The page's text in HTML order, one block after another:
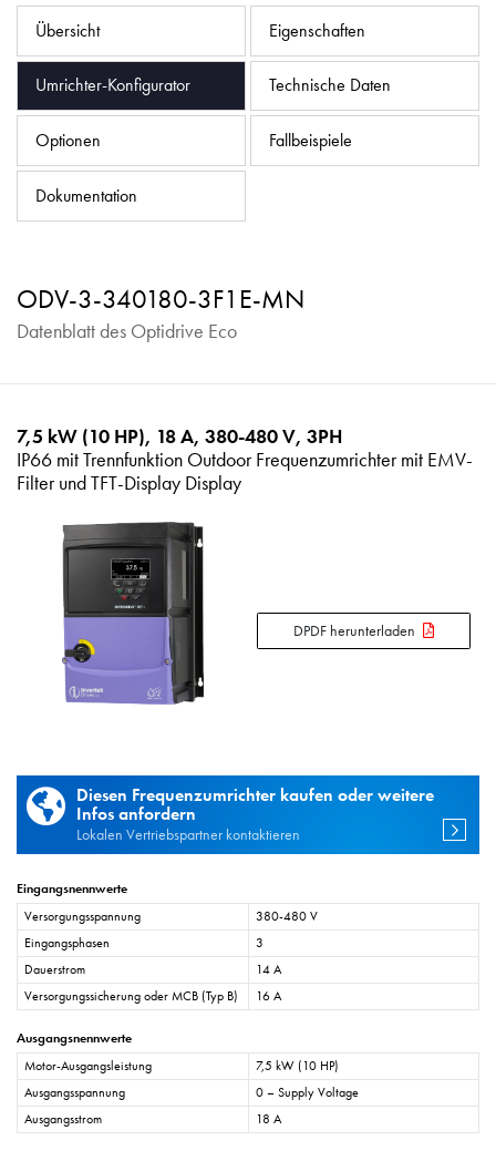
Übersicht Eigenschaften
Umrichter-Konfigurator Technische Daten
Optionen Fallbeispiele
Dokumentation
ODV-3-340180-3F1E-MN
Datenblatt des Optidrive Eco
7,5 kW (10 HP), 18 A, 380-480 V, 3PH
IP66 mit Trennfunktion Outdoor Frequenzumrichter mit EMV-
Filter und TFT-Display Display
DPDF herunterladen
Diesen Frequenzumrichter kaufen oder weitere
Infos anfordern
Lokalen Vertriebspartner kontaktieren
Eingangsnennwerte
Versorgungsspannung
380-480 V
Eingangsphasen
3
Dauerstrom
14 A
Versorgungssicherung oder MCB (Typ B)
16 A
Ausgangsnennwerte
Motor-Ausgangsleistung
7,5 kW (10 HP)
Ausgangsspannung
0 – Supply Voltage
Ausgangsstrom
18 A
Datenschutzrichtlinie
Sitemap